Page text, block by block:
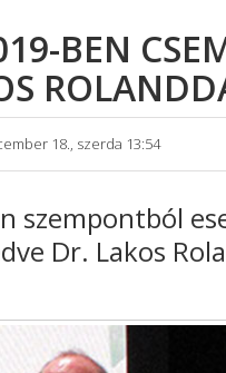
BEN
18., szerda 13:54
szempontból
Dr. Lakos